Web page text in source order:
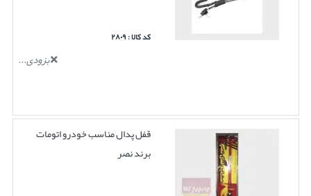
کد کالا : ۲۸۰۹
بزودی...
قفل پدال مناسب خودرو اتومات
برند نصر